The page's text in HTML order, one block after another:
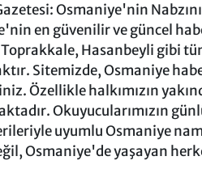
Osmaniye'nin
en güvenilir ve güncel
Hasanbeyli gibi
Sitemizde, Osmaniye
Özellikle halkımızın
Okuyucularımızın
uyumlu Osmaniye
Osmaniye'de yaşayan